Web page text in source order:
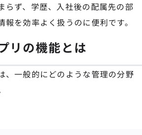
らず、学歴、入社後の配属先の部
を効率よく扱うのに便利です。
リの機能とは
、一般的にどのような管理の分野